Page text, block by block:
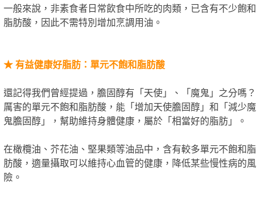
一般來說，非素食者日常飲食中所吃的肉類，已含有不少飽和
脂肪酸，因此不需特別增加烹調用油。
★有益健康好脂肪：單元不飽和脂肪酸
還記得我們曾經提過，膽固醇有「天使」、「魔鬼」之分嗎？
厲害的單元不飽和脂肪酸，能「增加天使膽固醇」和「減少魔
鬼膽固醇」，幫助維持身體健康，屬於「相當好的脂肪」。
在橄欖油、芥花油、堅果類等油品中，含有較多單元不飽和脂
肪酸，適量攝取可以維持心血管的健康，降低某些慢性病的風
險。